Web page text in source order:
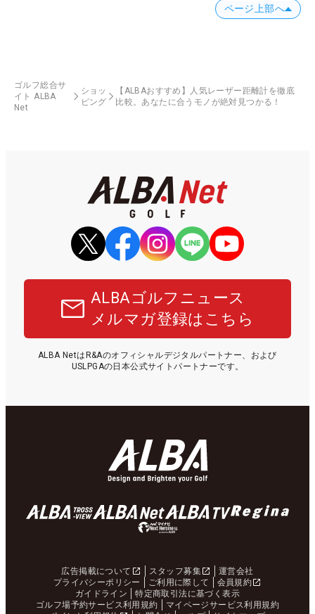
ページ上部へ
ゴルフ総合サ
イト ALBA
Net
ショッ
ピング
【ALBAおすすめ】人気レーザー距離計を徹底
比較。あなたに合うモノが絶対見つかる！
ALBAゴルフニュース
メルマガ登録はこちら
ALBA NetはR&Aのオフィシャルデジタルパートナー、および
USLPGAの日本公式サイトパートナーです。
広告掲載について スタッフ募集
運営会社
プライバシーポリシー
ご利用に際して
会員規約
ガイドライン
特定商取引法に基づく表示
ゴルフ場予約サービス利用規約
マイページサービス利用規約